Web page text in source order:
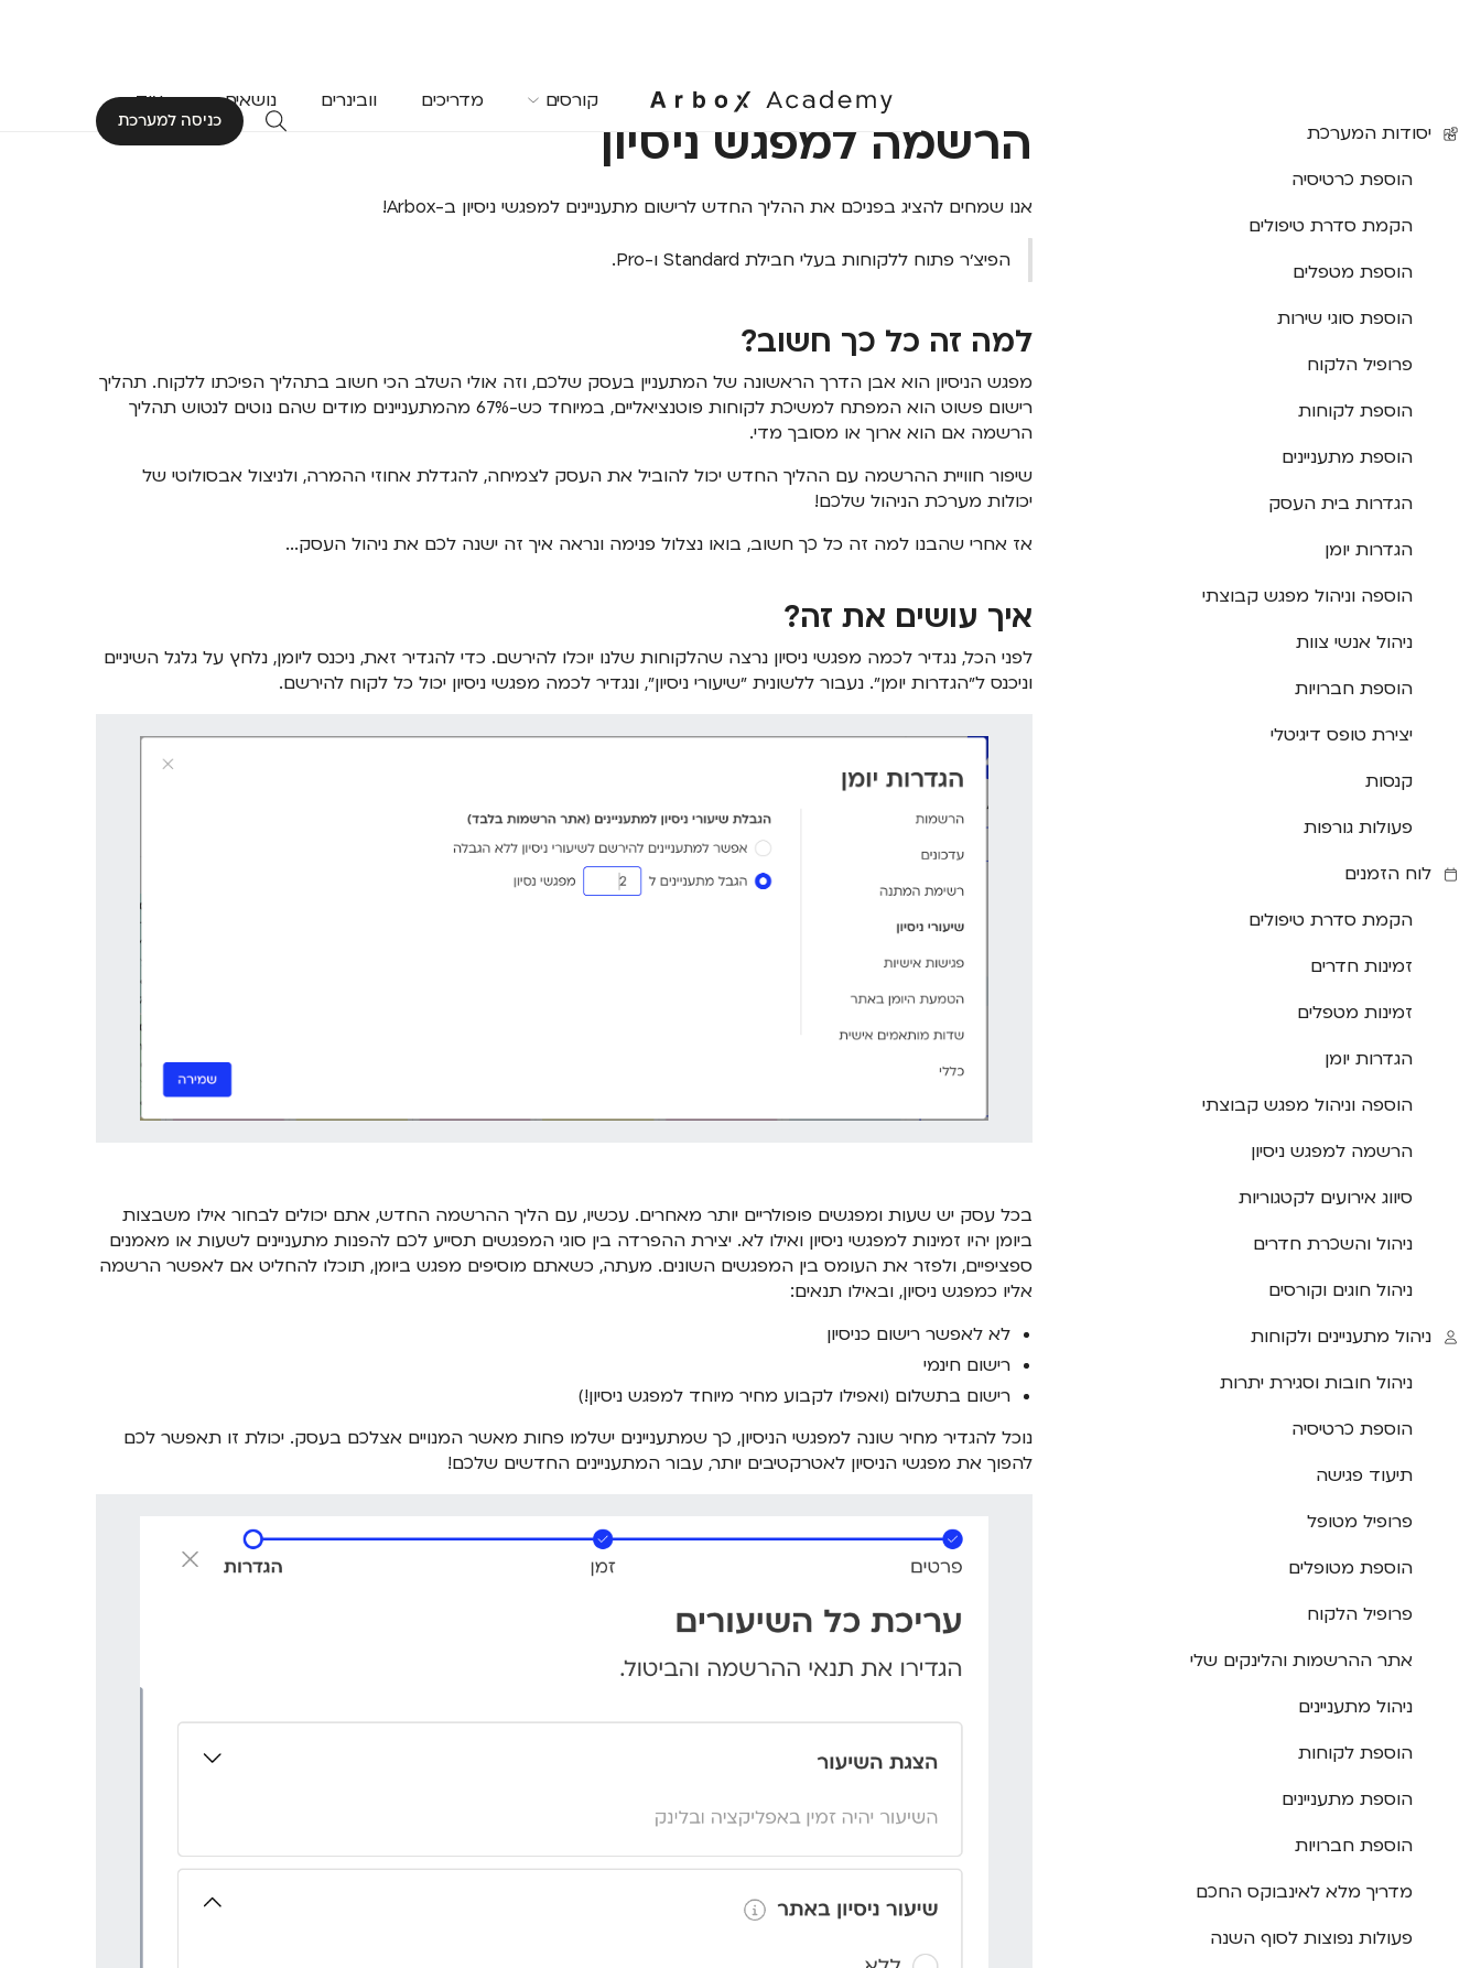
כניסה למערכת
קורסים מדריכים וובינרים נושאים עוד
הרשמה למפגש ניסיון
אנו שמחים להציג בפניכם את ההליך החדש לרישום מתעניינים למפגשי ניסיון ב-Arbox!
הפיצ׳ר פתוח ללקוחות בעלי חבילת Standard ו-Pro.
למה זה כל כך חשוב?
מפגש הניסיון הוא אבן הדרך הראשונה של המתעניין בעסק שלכם, וזה אולי השלב הכי חשוב בתהליך הפיכתו ללקוח. תהליך
רישום פשוט הוא המפתח למשיכת לקוחות פוטנציאליים, במיוחד כש-67% מהמתעניינים מודים שהם נוטים לנטוש תהליך
הרשמה אם הוא ארוך או מסובך מדי.
שיפור חוויית ההרשמה עם ההליך החדש יכול להוביל את העסק לצמיחה, להגדלת אחוזי ההמרה, ולניצול אבסולוטי של
יכולות מערכת הניהול שלכם!
אז אחרי שהבנו למה זה כל כך חשוב, בואו נצלול פנימה ונראה איך זה ישנה לכם את ניהול העסק...
איך עושים את זה?
לפני הכל, נגדיר לכמה מפגשי ניסיון נרצה שהלקוחות שלנו יוכלו להירשם. כדי להגדיר זאת, ניכנס ליומן, נלחץ על גלגל השיניים
וניכנס ל״הגדרות יומן״. נעבור ללשונית ״שיעורי ניסיון״, ונגדיר לכמה מפגשי ניסיון יכול כל לקוח להירשם.
בכל עסק יש שעות ומפגשים פופולריים יותר מאחרים. עכשיו, עם הליך ההרשמה החדש, אתם יכולים לבחור אילו משבצות
ביומן יהיו זמינות למפגשי ניסיון ואילו לא. יצירת ההפרדה בין סוגי המפגשים תסייע לכם להפנות מתעניינים לשעות או מאמנים
ספציפיים, ולפזר את העומס בין המפגשים השונים. מעתה, כשאתם מוסיפים מפגש ביומן, תוכלו להחליט אם לאפשר הרשמה
אליו כמפגש ניסיון, ובאילו תנאים:
לא לאפשר רישום כניסיון
רישום חינמי
רישום בתשלום (ואפילו לקבוע מחיר מיוחד למפגש ניסיון!)
נוכל להגדיר מחיר שונה למפגשי הניסיון, כך שמתעניינים ישלמו פחות מאשר המנויים אצלכם בעסק. יכולת זו תאפשר לכם
להפוך את מפגשי הניסיון לאטרקטיבים יותר, עבור המתעניינים החדשים שלכם!
יסודות המערכת
הוספת כרטיסיה
הקמת סדרת טיפולים
הוספת מטפלים
הוספת סוגי שירות
פרופיל הלקוח
הוספת לקוחות
הוספת מתעניינים
הגדרות בית העסק
הגדרות יומן
הוספה וניהול מפגש קבוצתי
ניהול אנשי צוות
הוספת חברויות
יצירת טופס דיגיטלי
קנסות
פעולות גורפות
לוח הזמנים
הקמת סדרת טיפולים
זמינות חדרים
זמינות מטפלים
הגדרות יומן
הוספה וניהול מפגש קבוצתי
הרשמה למפגש ניסיון
סיווג אירועים לקטגוריות
ניהול והשכרת חדרים
ניהול חוגים וקורסים
ניהול מתעניינים ולקוחות
ניהול חובות וסגירת יתרות
הוספת כרטיסיה
תיעוד פגישה
פרופיל מטופל
הוספת מטופלים
פרופיל הלקוח
אתר ההרשמות והלינקים שלי
ניהול מתעניינים
הוספת לקוחות
הוספת מתעניינים
הוספת חברויות
מדריך מלא לאינבוקס החכם
פעולות נפוצות לסוף השנה